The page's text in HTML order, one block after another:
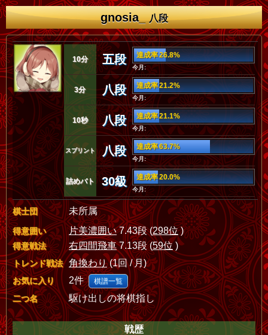
gnosia_八段
10分 五段 達成率 26.8%
今月:
3分 八段 達成率 21.2%
今月:
10秒 八段 達成率 21.1%
今月:
スプリント 八段 達成率 63.7%
今月:
詰めバト 30級 達成率 20.0%
今月:
棋士団 未所属
得意囲い 片美濃囲い7.43段 (298位)
得意戦法 右四間飛車7.13段 (59位 )
トレンド戦法 角換わり(1回 / 月)
お気に入り 2件 棋譜一覧
二つ名 駆け出しの将棋指し
戦歴